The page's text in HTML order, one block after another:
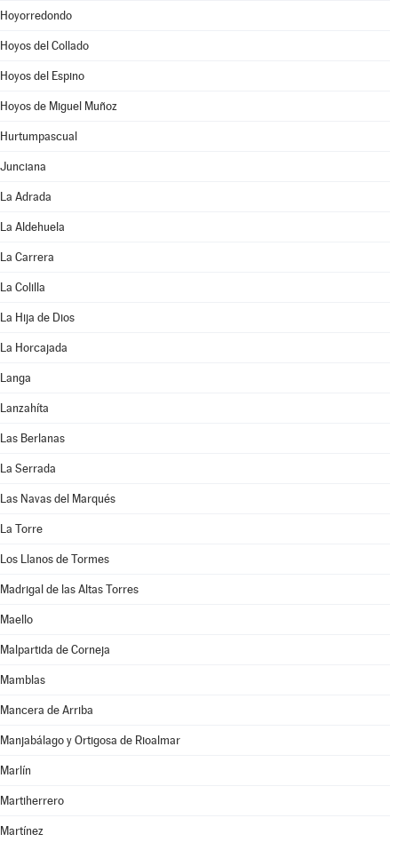
Hoyorredondo
Hoyos del Collado
Hoyos del Espino
Hoyos de Miguel Muñoz
Hurtumpascual
Junciana
La Adrada
La Aldehuela
La Carrera
La Colilla
La Hija de Dios
La Horcajada
Langa
Lanzahíta
Las Berlanas
La Serrada
Las Navas del Marqués
La Torre
Los Llanos de Tormes
Madrigal de las Altas Torres
Maello
Malpartida de Corneja
Mamblas
Mancera de Arriba
Manjabálago y Ortigosa de Rioalmar
Marlín
Martiherrero
Martínez